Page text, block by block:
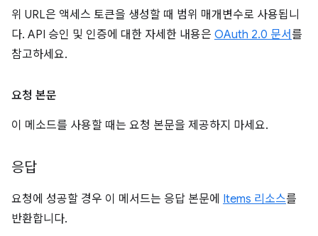
위 URL은 액세스 토큰을 생성할 때 범위 매개변수로 사용됩니
다. API 승인 및 인증에 대한 자세한 내용은 OAuth 2.0 문서를
참고하세요.
요청 본문
이 메소드를 사용할 때는 요청 본문을 제공하지 마세요.
응답
요청에 성공할 경우 이 메서드는 응답 본문에 Items 리소스를
반환합니다.